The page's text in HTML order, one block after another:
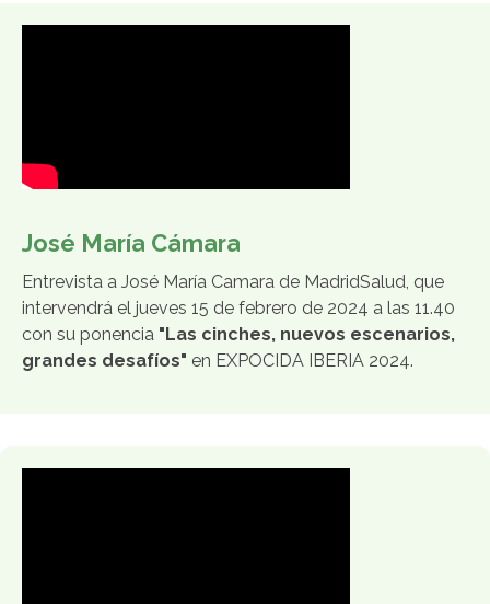
José María Cámara
Entrevista a José María Camara de MadridSalud, que
intervendrá el jueves 15 de febrero de 2024 a las 11.40
con su ponencia "Las cinches, nuevos escenarios,
grandes desafíos" en EXPOCIDA IBERIA 2024.